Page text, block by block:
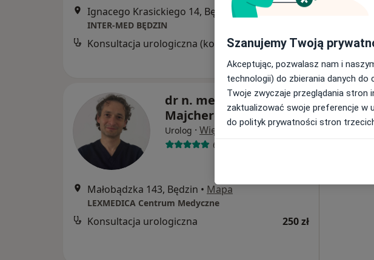
Ignacego Krasickiego 14, Będzin Mapa
INTER-MED BĘDZIN
Konsultacja urologiczna (kolejna wizyta) 250 zł
dr n. med. Konrad
Majcherczyk
Urolog · Więcej
6 opinii
Małobądzka 143, Będzin • Mapa
LEXMEDICA Centrum Medyczne
Konsultacja urologiczna 250 zł
6
Szanujemy Twoją
Akceptując, pozwalasz nam i
technologii) do zbierania danych
Twoje zwyczaje przeglądania stron
zaktualizować swoje preferencje w
do polityk prywatności stron